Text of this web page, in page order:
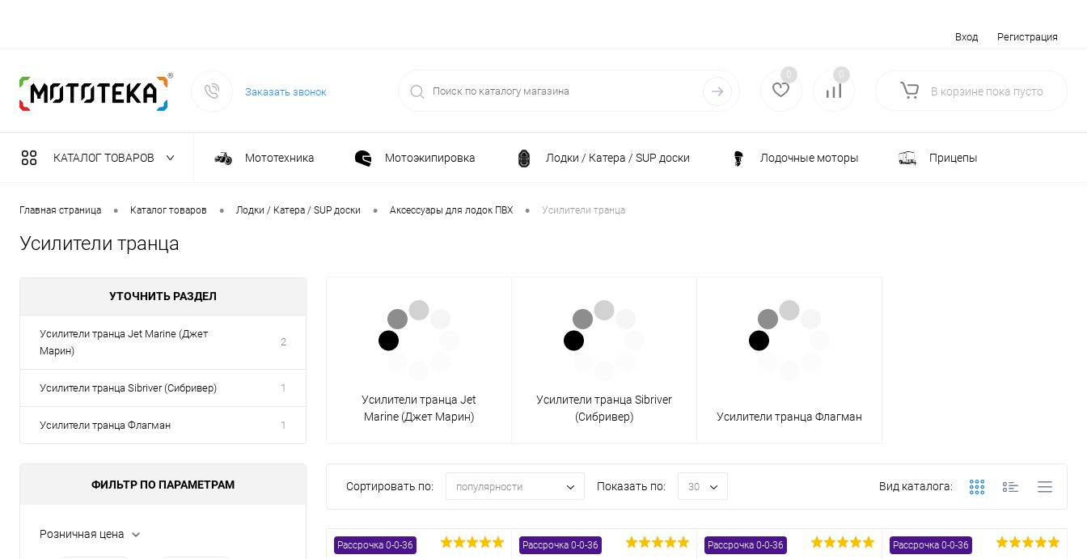
Вход Регистрация
Заказать звонок
0 0
В корзине пока пусто
КАТАЛОГ ТОВАРОВ Мототехника Мотоэкипировка Лодки / Катера / SUP доски Лодочные моторы Прицепы
Садовая техника Спортивные товары / Велосипеды / Самокаты
Климатическая техника Принадлежности для рыбалки
Строительство и ремонт
Товары первой необходимости Автотовары
Главная страница • Каталог товаров • Лодки / Катера / SUP доски • Аксессуары для лодок ПВХ • Усилители транца
Усилители транца
УТОЧНИТЬ РАЗДЕЛ
Усилители транца Jet Marine (Джет
Марин)
2
Усилители транца Sibriver (Сибривер) 1
Усилители транца Флагман 1
ФИЛЬТР ПО ПАРАМЕТРАМ
Розничная цена
Усилители транца Jet
Marine (Джет Марин)
Усилители транца Sibriver
(Сибривер)
Усилители транца Флагман
Сортировать по: популярности Показать по: 30 Вид каталога:
Рассрочка 0-0-36 Рассрочка 0-0-36 Рассрочка 0-0-36 Рассрочка 0-0-36